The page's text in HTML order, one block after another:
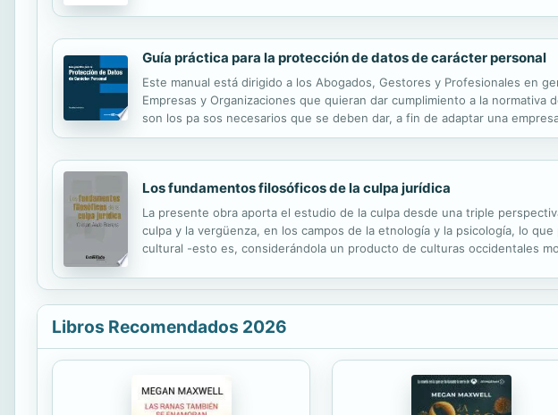
Guía práctica para la protección de datos de carácter personal
Este manual está dirigido a los Abogados, Gestores y Profesionales en
Empresas y Organizaciones que quieran dar cumplimiento a la
son los pa sos necesarios que se deben dar, a fin de adaptar una
eminentemente práctico. Destaca la obra por el tratamiento práctico
Los fundamentos filosóficos de la culpa jurídica
La presente obra aporta el estudio de la culpa desde una triple
culpa y la vergüenza, en los campos de la etnología y la psicología, lo
cultural -esto es, considerándola un producto de culturas occidentales
Libros Recomendados 2026